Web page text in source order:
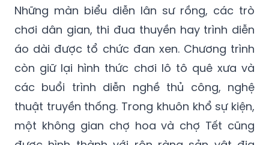
Những màn biểu diễn lân sư rồng, các trò
chơi dân gian, thi đua thuyền hay trình diễn
áo dài được tổ chức đan xen. Chương trình
còn giữ lại hình thức chơi lô tô quê xưa và
các buổi trình diễn nghề thủ công, nghệ
thuật truyền thống. Trong khuôn khổ sự kiện,
một không gian chợ hoa và chợ Tết cũng